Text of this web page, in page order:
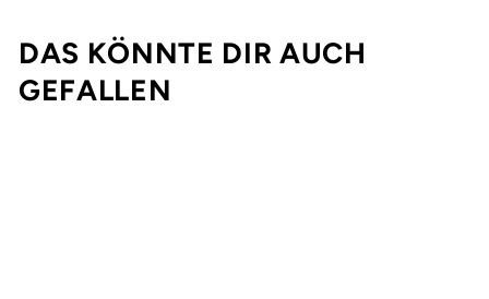
DAS KÖNNTE DIR AUCH
GEFALLEN